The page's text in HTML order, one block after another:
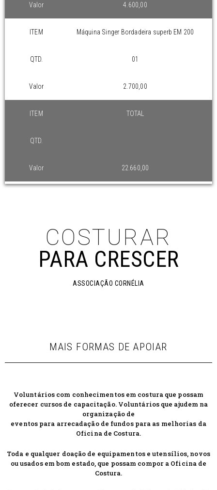
Valor 4.600,00
ITEM Máquina Singer Bordadeira superb EM 200
QTD. 01
Valor 2.700,00
ITEM TOTAL
QTD.
Valor 22.660,00
COSTURAR
PARA CRESCER
ASSOCIAÇÃO CORNÉLIA
MAIS FORMAS DE APOIAR
Voluntários com conhecimentos em costura que possam
oferecer cursos de capacitação. Voluntários que ajudem na
organização de
eventos para arrecadação de fundos para as melhorias da
Oficina de Costura.
Toda e qualquer doação de equipamentos e utensílios, novos
ou usados em bom estado, que possam compor a Oficina de
Costura.